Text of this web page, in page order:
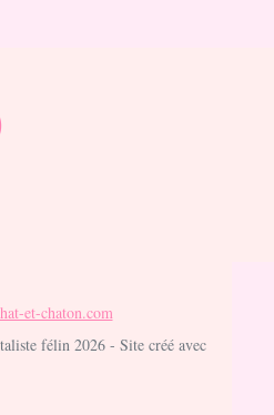
et-chaton.com
félin 2026 - Site créé avec